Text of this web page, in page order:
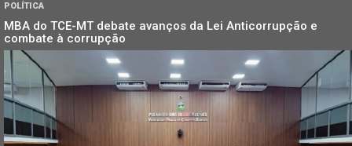
POLÍTICA
MBA do TCE-MT debate avanços da Lei Anticorrupção e
combate à corrupção